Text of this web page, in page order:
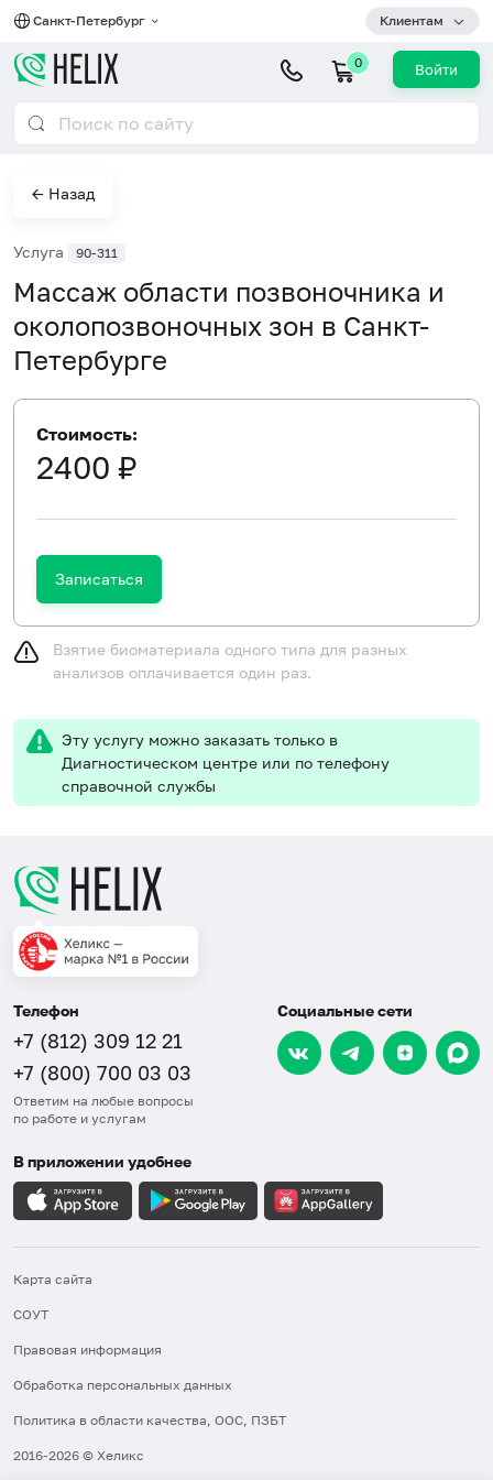
Санкт-Петербург Клиентам
0 Войти
← Назад
Услуга 90-311
Массаж области позвоночника и
околопозвоночных зон в Санкт-
Петербурге
Стоимость:
2400 ₽
Записаться
Взятие биоматериала одного типа для разных
анализов оплачивается один раз.
Эту услугу можно заказать только в
Диагностическом центре или по телефону
справочной службы
Телефон
+7 (812) 309 12 21
+7 (800) 700 03 03
Ответим на любые вопросы
по работе и услугам
Социальные сети
В приложении удобнее
Карта сайта
СОУТ
Правовая информация
Обработка персональных данных
Политика в области качества, ООС, ПЗБТ
2016-2026 © Хеликс